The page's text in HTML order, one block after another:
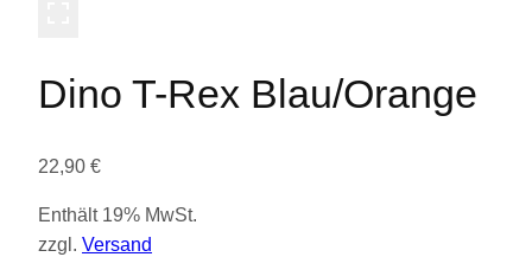
Dino T-Rex Blau/Orange
22,90 €
Enthält 19% MwSt.
zzgl. Versand